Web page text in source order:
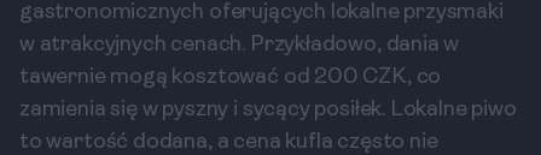
gastronomicznych oferujących lokalne przysmaki
w atrakcyjnych cenach. Przykładowo, dania w
tawernie mogą kosztować od 200 CZK, co
zamienia się w pyszny i sycący posiłek. Lokalne piwo
to wartość dodana, a cena kufla często nie